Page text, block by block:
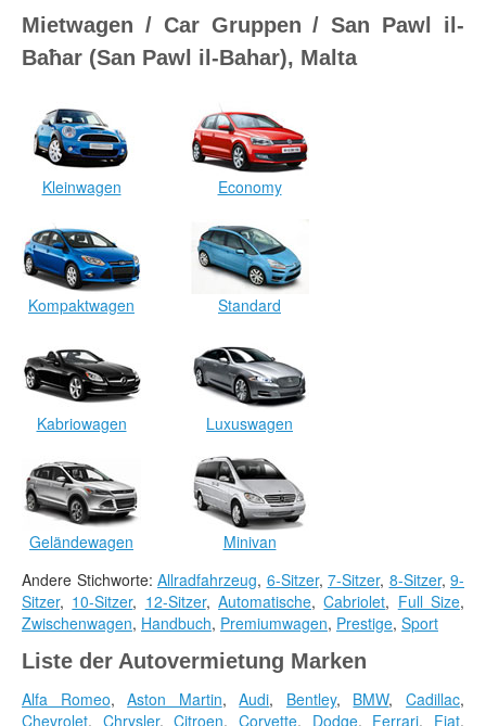
Mietwagen / Car Gruppen / San Pawl il-
Baħar (San Pawl il-Bahar), Malta
Kleinwagen Economy
Kompaktwagen Standard
Kabriowagen Luxuswagen
Geländewagen
Minivan
Andere Stichworte: Allradfahrzeug, 6-Sitzer, 7-Sitzer, 8-Sitzer, 9-
Sitzer, 10-Sitzer, 12-Sitzer,Automatische,Cabriolet, Full Size,
Zwischenwagen, Handbuch, Premiumwagen, Prestige, Sport
Liste der Autovermietung Marken
Alfa Romeo,Aston Martin,Audi, Bentley, BMW,Cadillac,
Chevrolet, Chrysler,Citroen,Corvette, Dodge, Ferrari, Fiat,